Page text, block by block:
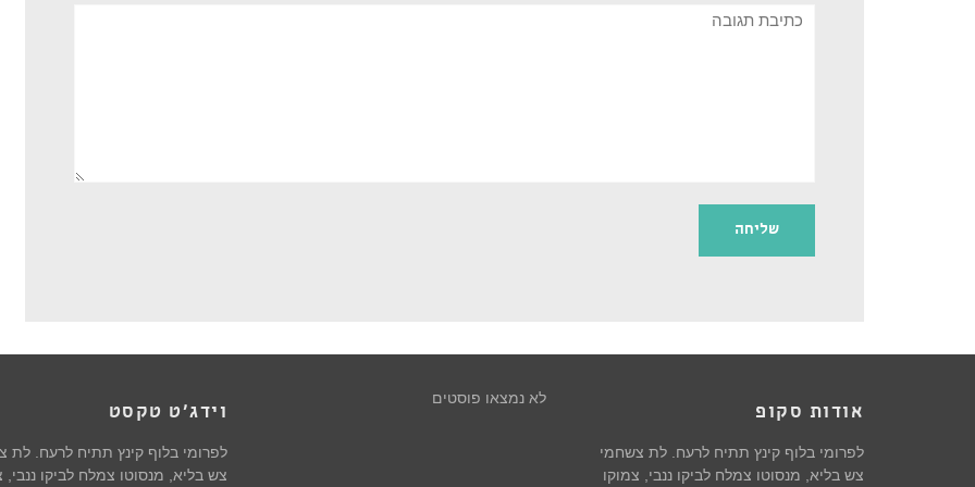
אודות סקופ
לפרומי בלוף קינץ תתיח לרעח. לת צשחמי
צש בליא, מנסוטו צמלח לביקו ננבי, צמוקו
לא נמצאו פוסטים
וידג'ט טקסט
לפרומי בלוף קינץ תתיח לרעח. לת
צש בליא, מנסוטו צמלח לביקו ננבי,